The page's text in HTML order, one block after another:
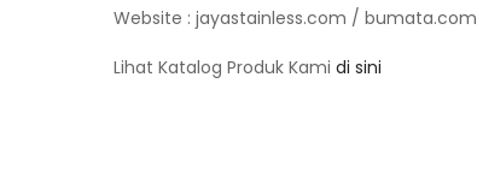
Website : jayastainless.com / bumata.com
Lihat Katalog Produk Kami di sini